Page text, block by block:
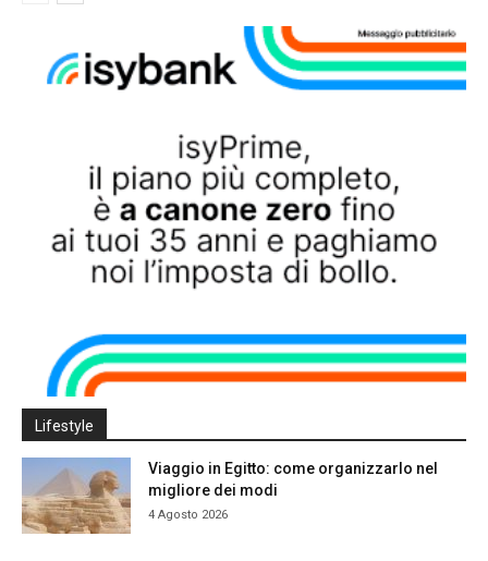
Lifestyle
Viaggio in Egitto: come organizzarlo nel
migliore dei modi
4 Agosto 2026